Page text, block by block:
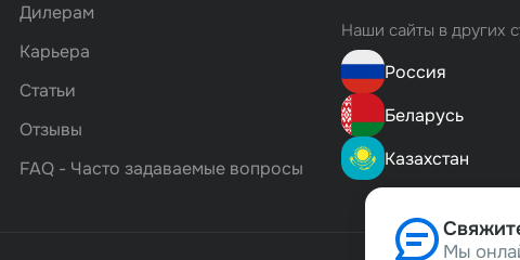
Дилерам
Карьера
Статьи
Отзывы
FAQ - Часто задаваемые вопросы
Наши сайты в других
Россия
Беларусь
Казахстан
Мы